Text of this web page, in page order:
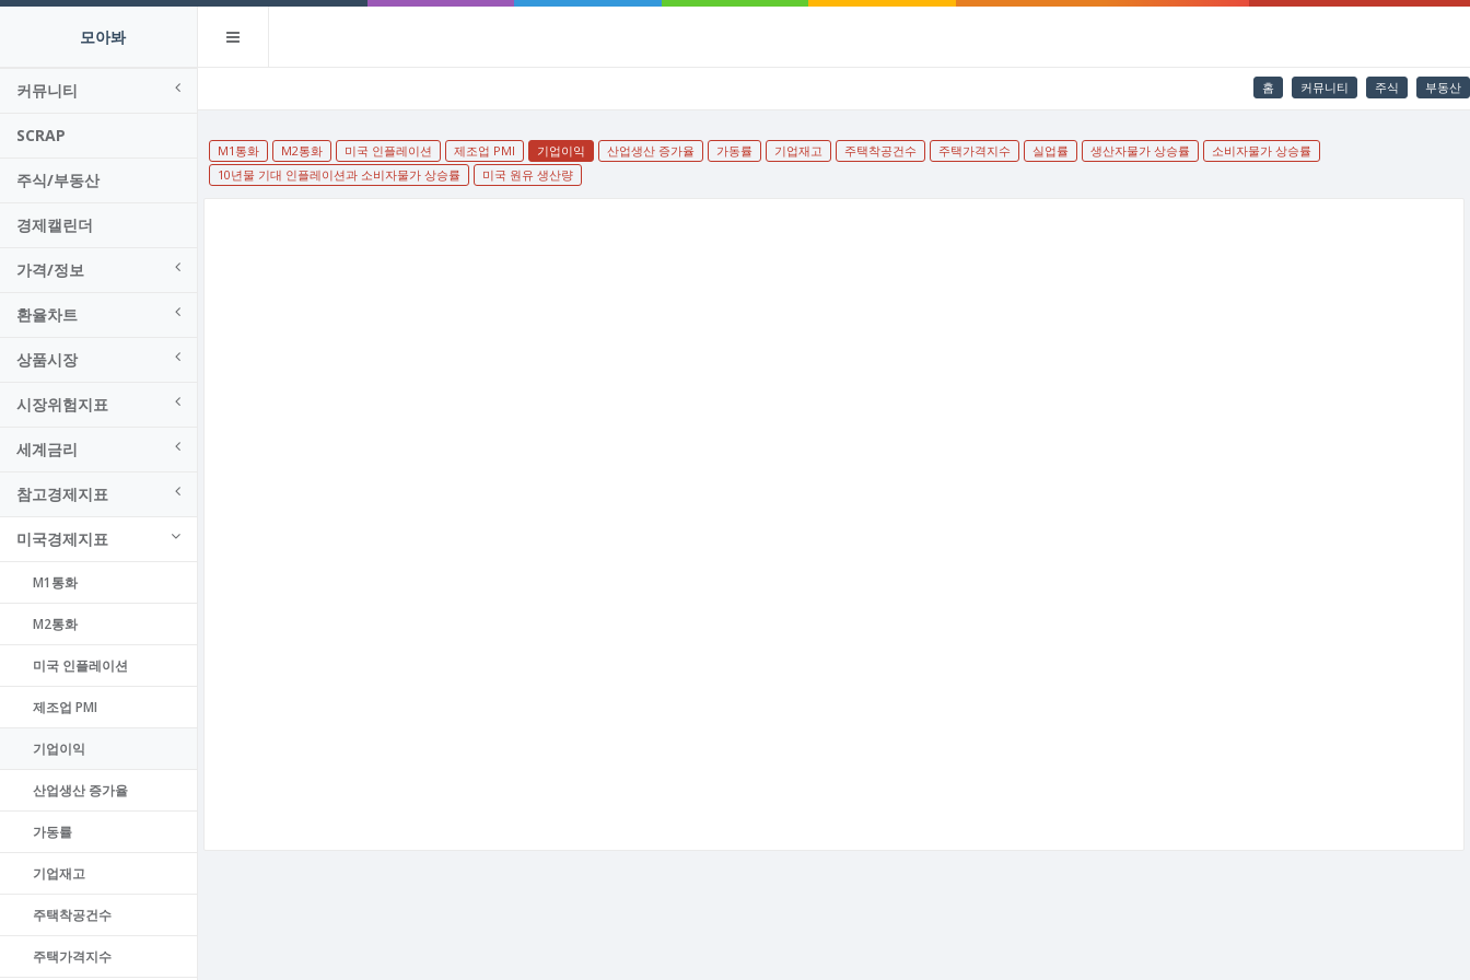
모아봐
커뮤니티
SCRAP
주식/부동산
경제캘린더
가격/정보
환율차트
상품시장
시장위험지표
세계금리
참고경제지표
미국경제지표
M1통화
M2통화
미국 인플레이션
제조업 PMI
기업이익
산업생산 증가율
가동률
기업재고
주택착공건수
주택가격지수
홈 커뮤니티 주식 부동산
M1통화 M2통화 미국 인플레이션 제조업 PMI 기업이익 산업생산 증가율 가동률 기업재고 주택착공건수 주택가격지수 실업률 생산자물가 상승률
소비자물가 상승률
10년물 기대 인플레이션과 소비자물가 상승률
미국 원유 생산량